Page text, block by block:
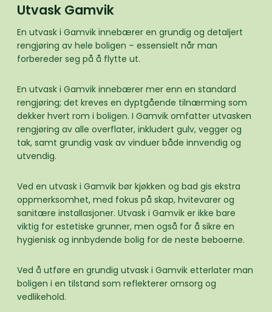
Utvask Gamvik
En utvask i Gamvik innebærer en grundig og detaljert
rengjøring av hele boligen – essensielt når man
forbereder seg på å flytte ut.
En utvask i Gamvik innebærer mer enn en standard
rengjøring; det kreves en dyptgående tilnærming som
dekker hvert rom i boligen. I Gamvik omfatter utvasken
rengjøring av alle overflater, inkludert gulv, vegger og
tak, samt grundig vask av vinduer både innvendig og
utvendig.
Ved en utvask i Gamvik bør kjøkken og bad gis ekstra
oppmerksomhet, med fokus på skap, hvitevarer og
sanitære installasjoner. Utvask i Gamvik er ikke bare
viktig for estetiske grunner, men også for å sikre en
hygienisk og innbydende bolig for de neste beboerne.
Ved å utføre en grundig utvask i Gamvik etterlater man
boligen i en tilstand som reflekterer omsorg og
vedlikehold.